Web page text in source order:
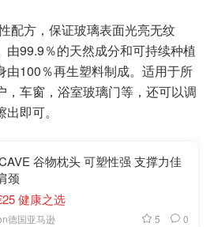
配方，保证玻璃表面光亮无纹
由99.9％的天然成分和可持续种植
由100％再生塑料制成。适用于所
，车窗，浴室玻璃门等，还可以调
即可。
谷物枕头 可塑性强 支撑力佳
颈
健康之选
德国亚马逊 5 0